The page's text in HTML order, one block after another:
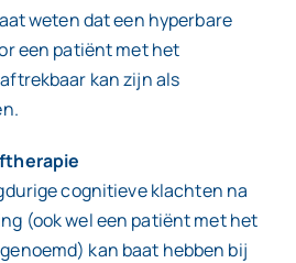
Nieuws
Werken bij
Contact
weten dat een hyperbare
een patiënt met het
kan zijn als
cognitieve klachten na
(ook wel een patiënt met het
kan baat hebben bij